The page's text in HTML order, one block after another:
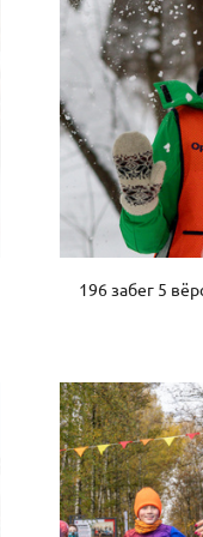
196 забег 5